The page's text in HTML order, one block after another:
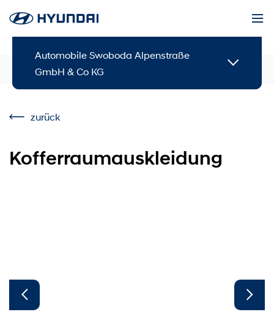
Automobile Swoboda Alpenstraße
GmbH & Co KG
Service & Zubehör
zurück
Kofferraumauskleidung